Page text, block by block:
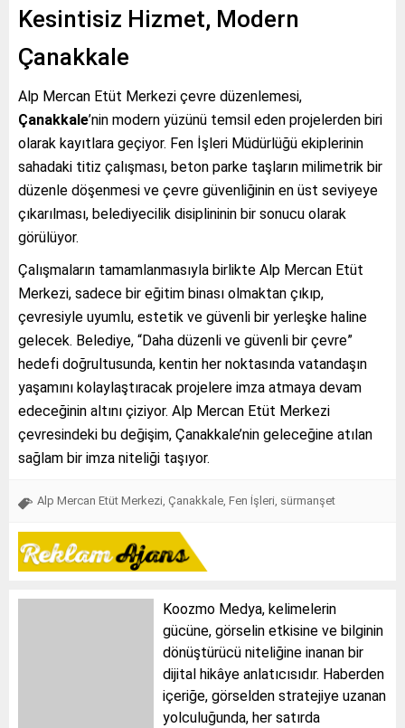
Kesintisiz Hizmet, Modern
Çanakkale
Alp Mercan Etüt Merkezi çevre düzenlemesi,
Çanakkale’nin modern yüzünü temsil eden projelerden biri
olarak kayıtlara geçiyor. Fen İşleri Müdürlüğü ekiplerinin
sahadaki titiz çalışması, beton parke taşların milimetrik bir
düzenle döşenmesi ve çevre güvenliğinin en üst seviyeye
çıkarılması, belediyecilik disiplininin bir sonucu olarak
görülüyor.
Çalışmaların tamamlanmasıyla birlikte Alp Mercan Etüt
Merkezi, sadece bir eğitim binası olmaktan çıkıp,
çevresiyle uyumlu, estetik ve güvenli bir yerleşke haline
gelecek. Belediye, “Daha düzenli ve güvenli bir çevre”
hedefi doğrultusunda, kentin her noktasında vatandaşın
yaşamını kolaylaştıracak projelere imza atmaya devam
edeceğinin altını çiziyor. Alp Mercan Etüt Merkezi
çevresindeki bu değişim, Çanakkale’nin geleceğine atılan
sağlam bir imza niteliği taşıyor.
Alp Mercan Etüt Merkezi Çanakkale Fen İşleri sürmanşet
Koozmo Medya, kelimelerin
gücüne, görselin etkisine ve bilginin
dönüştürücü niteliğine inanan bir
dijital hikâye anlatıcısıdır. Haberden
içeriğe, görselden stratejiye uzanan
yolculuğunda, her satırda